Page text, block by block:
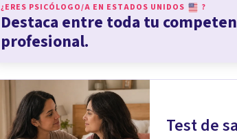
¿ERES PSICÓLOGO/A EN ESTADOS UNIDOS ?
Destaca entre toda tu
profesional.
Test de